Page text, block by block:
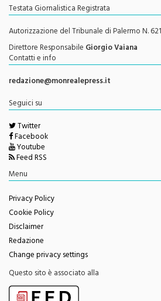
Testata Giornalistica Registrata
Autorizzazione del Tribunale di Palermo N. 621/
Direttore ResponsabileGiorgio Vaiana
Contatti e info
redazione@monrealepress.it
Seguici su
Twitter
Facebook
Youtube
Feed RSS
Privacy Policy
Cookie Policy
Disclaimer
Redazione
Change privacy settings
Questo sito è associato alla